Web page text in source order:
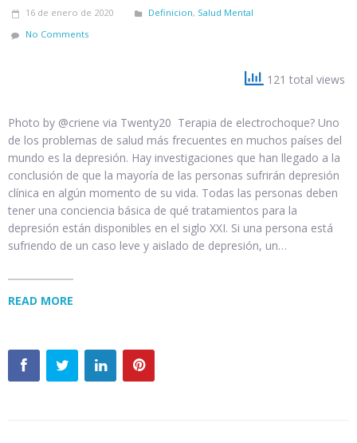
16 de enero de 2020 Definicion, Salud Mental
No Comments
121 total views
Photo by @criene via Twenty20 Terapia de electrochoque? Uno
de los problemas de salud más frecuentes en muchos países del
mundo es la depresión. Hay investigaciones que han llegado a la
conclusión de que la mayoría de las personas sufrirán depresión
clínica en algún momento de su vida. Todas las personas deben
tener una conciencia básica de qué tratamientos para la
depresión están disponibles en el siglo XXI. Si una persona está
sufriendo de un caso leve y aislado de depresión, un…
READ MORE